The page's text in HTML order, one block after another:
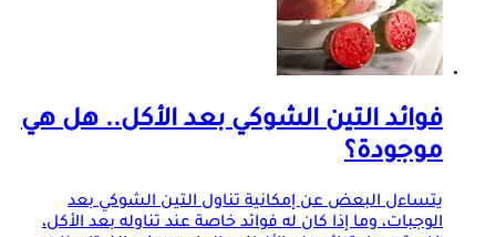
فوائد التين الشوكي بعد الأكل.. هل هي
موجودة؟
يتساءل البعض عن إمكانية تناول التين الشوكي بعد
الوجبات، وما إذا كان له فوائد خاصة عند تناوله بعد الأكل،